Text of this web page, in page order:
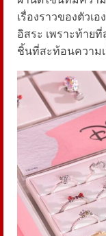
เรื่องราวของตัวเ
อิสระ เพราะท้าย
ชิ้นที่สะท้อนความ